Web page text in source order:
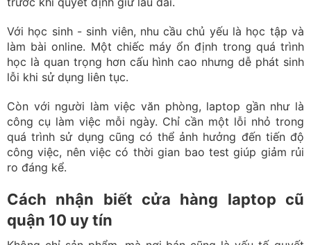
Còn với người làm việc văn phòng, laptop gần như là
công cụ làm việc mỗi ngày. Chỉ cần một lỗi nhỏ trong
quá trình sử dụng cũng có thể ảnh hưởng đến tiến độ
công việc, nên việc có thời gian bao test giúp giảm rủi
ro đáng kể.
Cách nhận biết cửa hàng laptop cũ
quận 10 uy tín
Không chỉ sản phẩm, mà nơi bán cũng là yếu tố quyết
định chất lượng trải nghiệm sau khi mua.
Có phiếu bảo hành rõ ràng: Một cửa hàng uy tín
luôn có chính sách bảo hành minh bạch, ghi rõ thời
gian và điều kiện áp dụng. Điều này giúp người mua
biết chính xác quyền lợi của mình.